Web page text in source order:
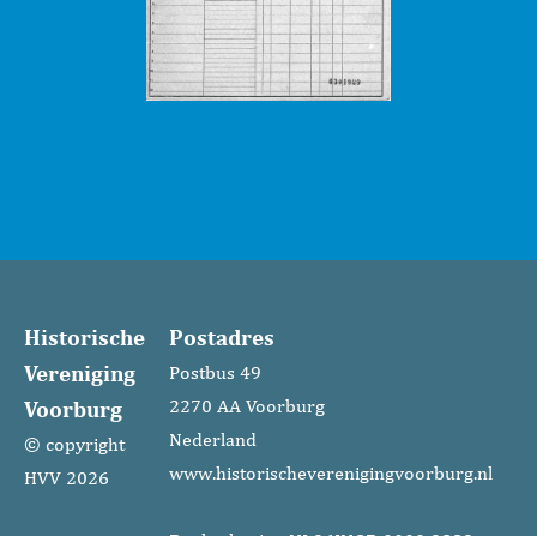
Historische
Vereniging
Voorburg
© copyright
HVV 2026
Postadres
Postbus 49
2270 AA Voorburg
Nederland
www.historischeverenigingvoorburg.nl